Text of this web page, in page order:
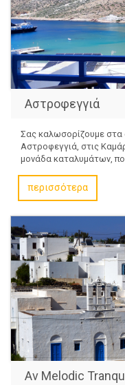
Αστροφεγγιά
Σας καλωσορίζουμε στα
Αστροφεγγιά, στις
μονάδα καταλυμάτων,
περισσότερα
Av Melodic